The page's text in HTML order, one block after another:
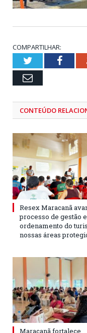
COMPARTILHAR:
Twitter
Email
CONTEÚDO
Resex Maracanã
processo de gestão e
ordenamento do
nossas áreas
Maracanã fortalece